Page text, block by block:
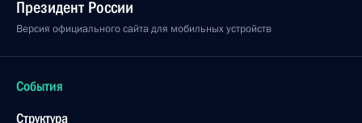
Моисеева с 95-летием